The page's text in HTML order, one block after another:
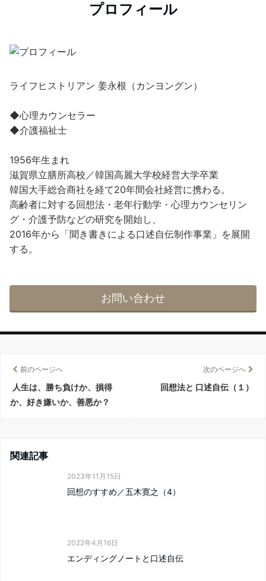
プロフィール
ライフヒストリアン 姜永根（カンヨングン）
◆心理カウンセラー
◆介護福祉士
1956年生まれ
滋賀県立膳所高校／韓国高麗大学校経営大学卒業
韓国大手総合商社を経て20年間会社経営に携わる。
高齢者に対する回想法・老年行動学・心理カウンセリン
グ・介護予防などの研究を開始し、
2016年から「聞き書きによる口述自伝制作事業」を展開
する。
お問い合わせ
前のページへ
人生は、勝ち負けか、損得
か、好き嫌いか、善悪か？
次のページへ
回想法と 口述自伝（１）
関連記事
2023年11月15日
回想のすすめ／五木寛之（4）
2022年4月16日
エンディングノートと口述自伝